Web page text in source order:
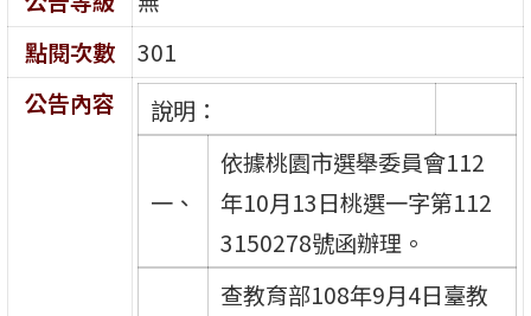
點閱次數
301
公告內容
說明：
一、
依據桃園市選舉委員會112
年10月13日桃選一字第112
3150278號函辦理。
查教育部108年9月4日臺教